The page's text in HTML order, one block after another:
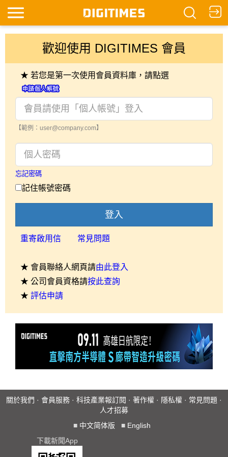
歡迎使用 DIGITIMES 會員
★ 若您是第一次使用會員資料庫，請點選
【範例：user@company.com】
忘記密碼
記住帳號密碼
登入
重寄啟用信 常見問題
★ 會員聯絡人網頁請由此登入
★ 公司會員資格請按此查詢
★ 評估申請
關於我們 · 會員服務 · 科技產業報訂閱 · 著作權 · 隱私權 · 常見問題 ·
人才招募
■ 中文简体版 ■ English
下載新聞App